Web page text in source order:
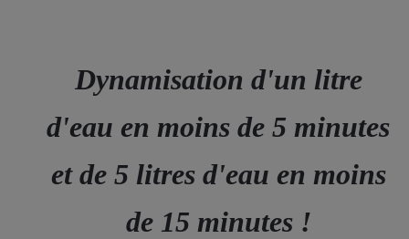
Dynamisation d'un litre
d'eau en moins de 5 minutes
et de 5 litres d'eau en moins
de 15 minutes !